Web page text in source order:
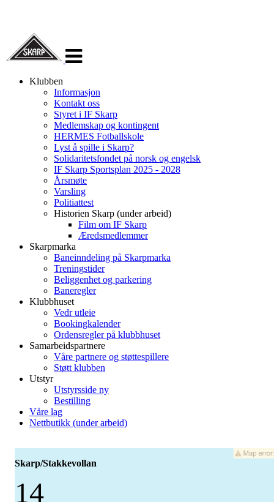
navigasjon
Klubben
Informasjon
Kontakt oss
Styret i IF Skarp
Medlemskap og kontingent
HERMES Fotballskole
Lyst å spille i Skarp?
Solidaritetsfondet på norsk og engelsk
IF Skarp Sportsplan 2025 - 2028
Årsmøte
Varsling
Politiattest
Historien Skarp (under arbeid)
Film om IF Skarp
Æredsmedlemmer
Skarpmarka
Baneinndeling på Skarpmarka
Treningstider
Beliggenhet og parkering
Baneregler
Klubbhuset
Vedr utleie
Bookingkalender
Ordensregler på klubbhuset
Samarbeidspartnere
Våre partnere og støttespillere
Støtt klubben
Utstyr
Utstyrsside ny
Bestilling
Våre lag
Nettbutikk (under arbeid)
Skarp/Stakkevollan
14